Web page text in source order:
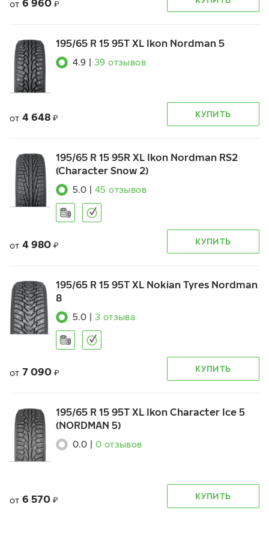
от 6 960 ₽
195/65 R 15 95T XL Ikon Nordman 5
4.9 39 отзывов
от 4 648 ₽ КУПИТЬ
195/65 R 15 95R XL Ikon Nordman RS2
(Character Snow 2)
5.0 45 отзывов
от 4 980 ₽ КУПИТЬ
195/65 R 15 95T XL Nokian Tyres Nordman
8
5.0 3 отзыва
от 7 090 ₽ КУПИТЬ
195/65 R 15 95T XL Ikon Character Ice 5
(NORDMAN 5)
0.0 0 отзывов
от 6 570 ₽ КУПИТЬ